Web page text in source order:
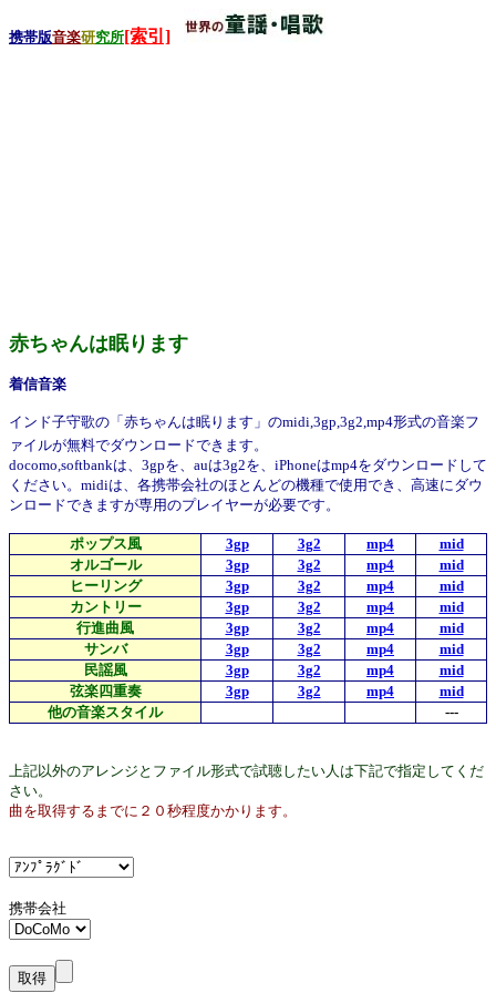
携帯版音楽研究所[索引]
赤ちゃんは眠ります
着信音楽
インド子守歌の「赤ちゃんは眠ります」のmidi,3gp,3g2,mp4形式の音楽フ
ァイルが無料でダウンロードできます。
docomo,softbankは、3gpを、auは3g2を、iPhoneはmp4をダウンロードして
ください。midiは、各携帯会社のほとんどの機種で使用でき、高速にダウ
ンロードできますが専用のプレイヤーが必要です。
ポップス風 3gp 3g2 mp4
mid
オルゴール
3gp 3g2 mp4
mid
ヒーリング
3gp 3g2 mp4
mid
カントリー
3gp 3g2 mp4
mid
行進曲風
3gp 3g2 mp4
mid
サンバ
3gp 3g2 mp4
mid
民謡風
3gp 3g2 mp4
mid
弦楽四重奏
3gp 3g2 mp4
mid
他の音楽スタイル
---
上記以外のアレンジとファイル形式で試聴したい人は下記で指定してくだ
さい。
曲を取得するまでに２０秒程度かかります。
携帯会社